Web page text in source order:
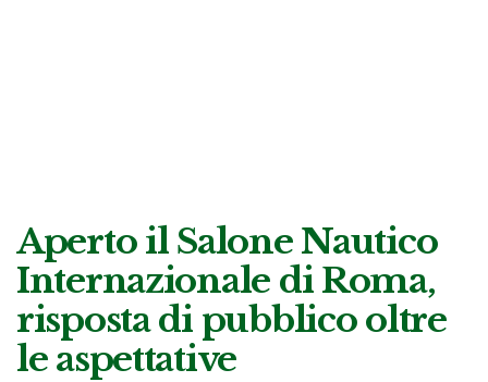
Aperto il Salone Nautico
Internazionale di Roma,
risposta di pubblico oltre
le aspettative